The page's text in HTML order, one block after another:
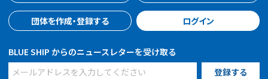
団体を作成・登録する ログイン
BLUE SHIP からのニュースレターを受け取る